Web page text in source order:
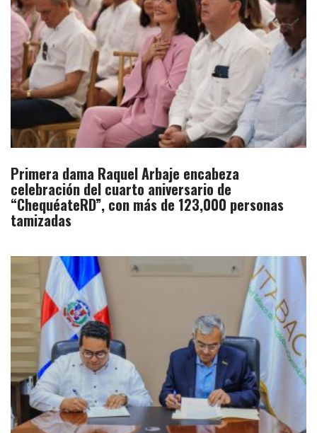
Primera dama Raquel Arbaje encabeza
celebración del cuarto aniversario de
“ChequéateRD”, con más de 123,000 personas
tamizadas